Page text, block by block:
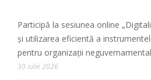
Participă la sesiunea online
și utilizarea eficientă a
pentru organizații
30 iulie 2026